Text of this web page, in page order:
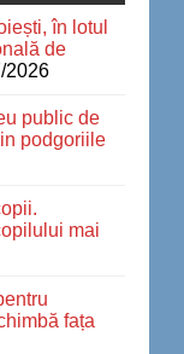
în lotul
de
2026
public de
podgoriile
mai
fața